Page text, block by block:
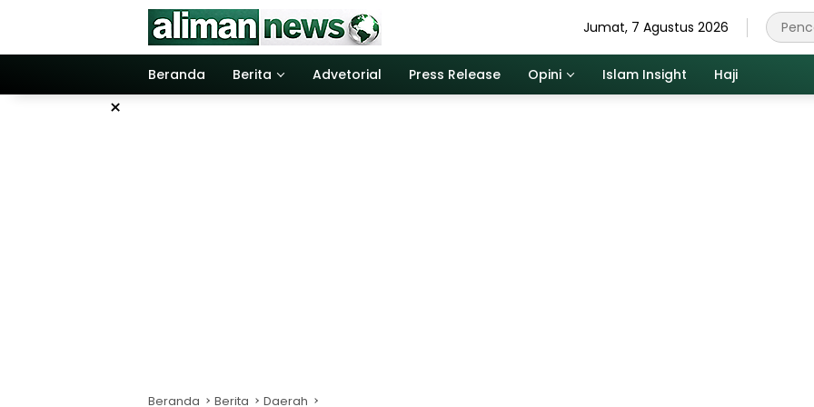
Jumat, 7 Agustus 2026
Beranda Berita Advetorial Press Release Opini Islam Insight Haji
×
Beranda Berita Daerah